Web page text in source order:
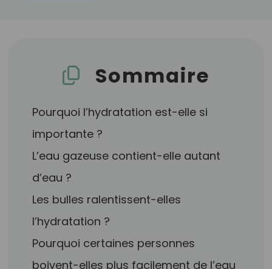
Sommaire
Pourquoi l’hydratation est-elle si
importante ?
L’eau gazeuse contient-elle autant
d’eau ?
Les bulles ralentissent-elles
l’hydratation ?
Pourquoi certaines personnes
boivent-elles plus facilement de l’eau